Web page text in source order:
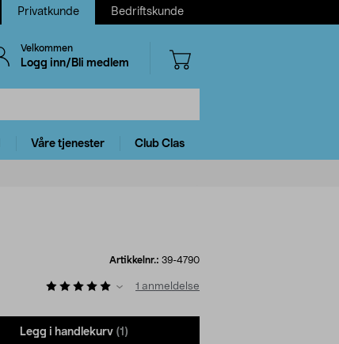
Privatkunde Bedriftskunde
Velkommen
Logg inn/Bli medlem
Våre tjenester Club Clas
Artikkelnr.: 39-4790
1 anmeldelse
Legg i handlekurv (1)